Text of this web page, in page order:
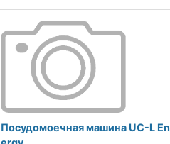
Посудомоечная машина UC-L En